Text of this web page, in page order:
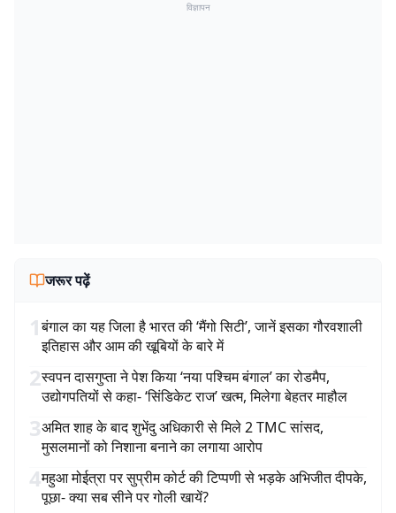
विज्ञापन
जरूर पढ़ें
1बंगाल का यह जिला है भारत की ‘मैंगो सिटी’, जानें इसका गौरवशाली
इतिहास और आम की खूबियों के बारे में
2स्वपन दासगुप्ता ने पेश किया ‘नया पश्चिम बंगाल’ का रोडमैप,
उद्योगपतियों से कहा- ‘सिंडिकेट राज’ खत्म, मिलेगा बेहतर माहौल
3अमित शाह के बाद शुभेंदु अधिकारी से मिले 2 TMC सांसद,
मुसलमानों को निशाना बनाने का लगाया आरोप
4महुआ मोईत्रा पर सुप्रीम कोर्ट की टिप्पणी से भड़के अभिजीत दीपके,
पूछा- क्या सब सीने पर गोली खायें?